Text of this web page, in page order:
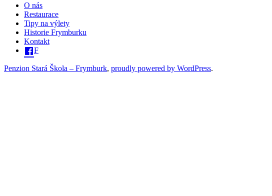
O nás
Restaurace
Tipy na výlety
Historie Frymburku
Kontakt
F
Penzion Stará Škola – Frymburk, proudly powered by WordPress.